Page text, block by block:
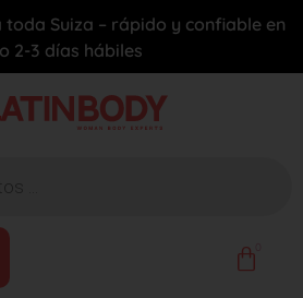
toda Suiza – rápido y confiable en
2-3 días hábiles